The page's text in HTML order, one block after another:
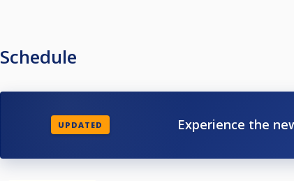
Schedule
UPDATED Experience the